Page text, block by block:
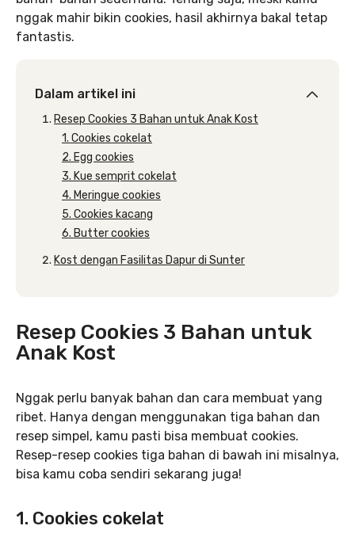
nggak mahir bikin cookies, hasil akhirnya bakal tetap
fantastis.
Dalam artikel ini
Resep Cookies 3 Bahan untuk Anak Kost
1. Cookies cokelat
2. Egg cookies
3. Kue semprit cokelat
4. Meringue cookies
5. Cookies kacang
6. Butter cookies
Kost dengan Fasilitas Dapur di Sunter
Resep Cookies 3 Bahan untuk
Anak Kost
Nggak perlu banyak bahan dan cara membuat yang
ribet. Hanya dengan menggunakan tiga bahan dan
resep simpel, kamu pasti bisa membuat cookies.
Resep-resep cookies tiga bahan di bawah ini misalnya,
bisa kamu coba sendiri sekarang juga!
1. Cookies cokelat